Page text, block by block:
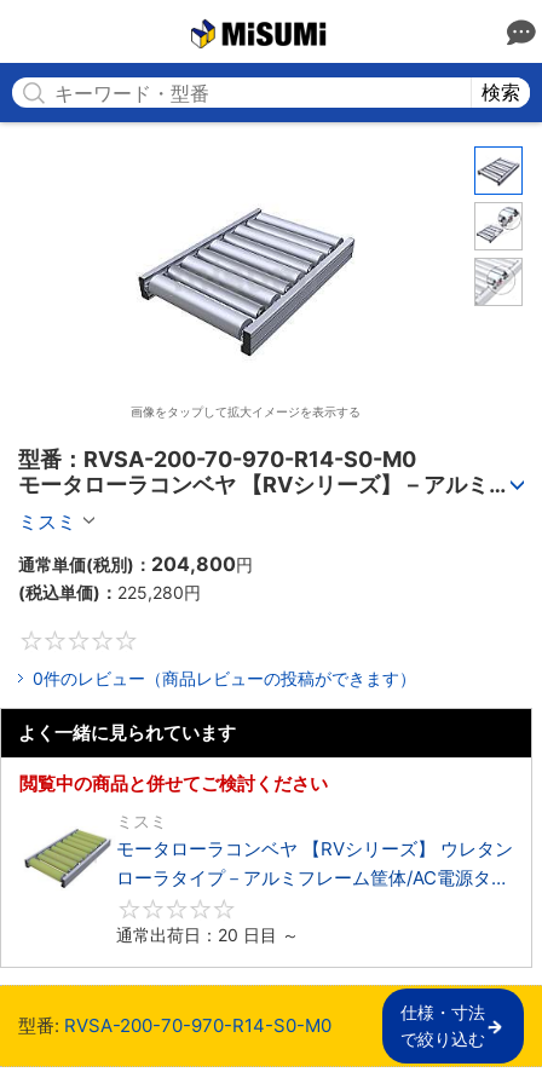
検索
画像をタップして拡大イメージを表示する
型番：RVSA-200-70-970-R14-S0-M0
モータローラコンベヤ 【RVシリーズ】－アルミフ
レーム筐体/AC電源タイプ－
ミスミ
通常単価(税別)： 204,800円
(税込単価)： 225,280円
0件のレビュー（商品レビューの投稿ができます）
よく一緒に見られています
閲覧中の商品と併せてご検討ください
ミスミ
モータローラコンベヤ 【RVシリーズ】 ウレタン
ローラタイプ－アルミフレーム筐体/AC電源タイ
プ－
通常出荷日：20 日目 ～
型番: RVSA-200-70-970-R14-S0-M0
仕様・寸法
で絞り込む